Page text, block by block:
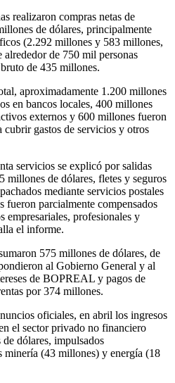
realizaron compras netas de
de dólares, principalmente
(2.292 millones y 583 millones,
alrededor de 750 mil personas
de 435 millones.
aproximadamente 1.200 millones
en bancos locales, 400 millones
externos y 600 millones fueron
cubrir gastos de servicios y otros
servicios se explicó por salidas
millones de dólares, fletes y seguros
mediante servicios postales
fueron parcialmente compensados
empresariales, profesionales y
el informe.
575 millones de dólares, de
al Gobierno General y al
de BOPREAL y pagos de
por 374 millones.
oficiales, en abril los ingresos
el sector privado no financiero
dólares, impulsados
minería (43 millones) y energía (18